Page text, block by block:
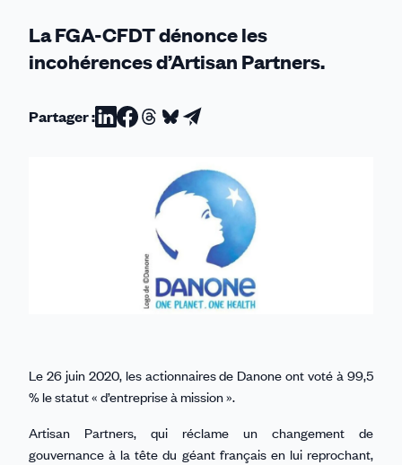
La FGA-CFDT dénonce les
incohérences d’Artisan Partners.
Partager :Partager
Linkedin
Partager
Facebook
Partager
Threads
Partager
Bluesky
Partager
email
Le 26 juin 2020, les actionnaires de Danone ont voté à 99,5
% le statut « d’entreprise à mission ».
Artisan Partners, qui réclame un changement de
gouvernance à la tête du géant français en lui reprochant,